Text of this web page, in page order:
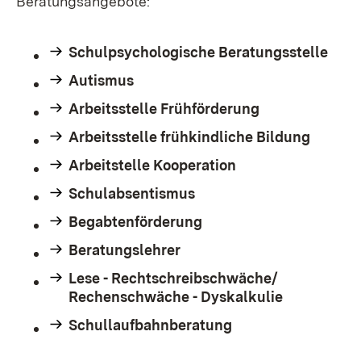
Schulpsychologische Beratungsstelle
Autismus
Arbeitsstelle Frühförderung
Arbeitsstelle frühkindliche Bildung
Arbeitstelle Kooperation
Schulabsentismus
Begabtenförderung
Beratungslehrer
Lese - Rechtschreibschwäche/
Rechenschwäche - Dyskalkulie
Schullaufbahnberatung